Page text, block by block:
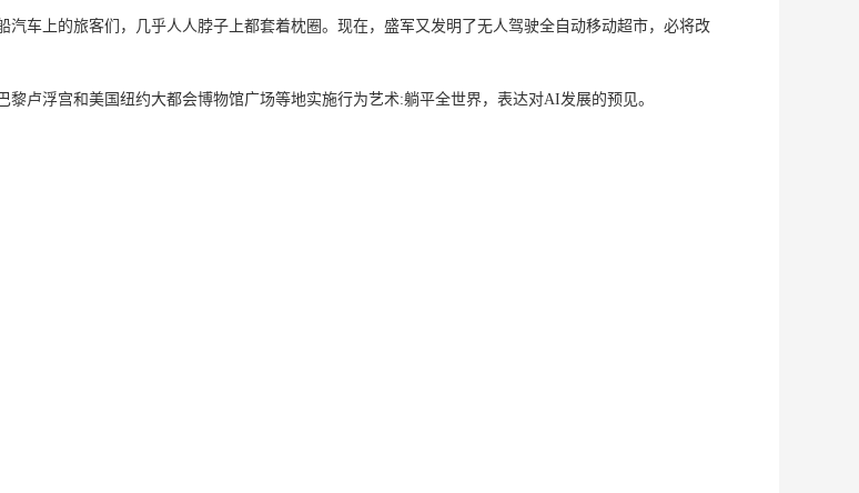
车上的旅客们，几乎人人脖子上都套着枕圈。现在，盛军又发明了无人驾驶全自动移动超市，必将改
卢浮宫和美国纽约大都会博物馆广场等地实施行为艺术:躺平全世界，表达对AI发展的预见。